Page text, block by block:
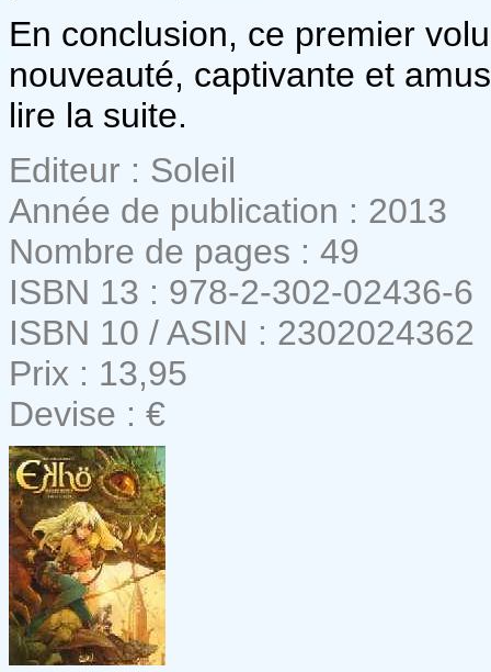
En conclusion, ce premier
nouveauté, captivante et
lire la suite.
Editeur : Soleil
Année de publication : 2013
Nombre de pages : 49
ISBN 13 : 978-2-302-02436-6
ISBN 10 / ASIN : 2302024362
Prix : 13,95
Devise : €